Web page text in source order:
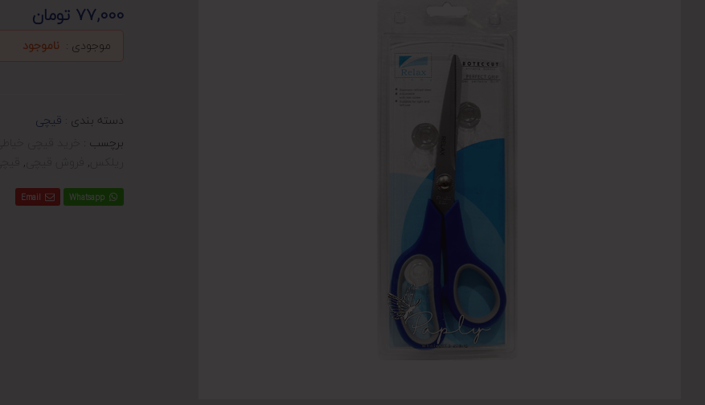
77,000 تومان
موجودی : ناموجود
دسته بندی : قیچی
برچسب :
,
,
Whatsapp
Email